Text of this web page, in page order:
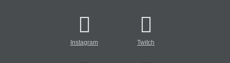
Instagram Twitch